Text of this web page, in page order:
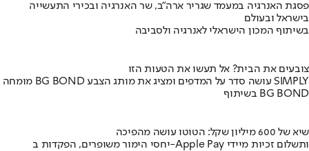
פסגת האנרגיה במעמד שגריר ארה"ב, שר האנרגיה ובכירי התעשייה
בישראל ובעולם
בשיתוף המכון הישראלי לאנרגיה ולסביבה
צובעים את הבית? אל תעשו את הטעות הזו
מומחה BG BOND עושה סדר על המדפים ומציג את מותג הצבע SIMPLY
בשיתוף BG BOND
שיא של 600 מיליון שקל: הטוטו עושה מהפיכה
יחסי הימור משופרים, הפקדות ב-Apple Pay ותשלום זכיות מיידי